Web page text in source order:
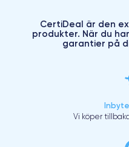
CertiDeal är den
produkter. När du
garantier på
Vi köper